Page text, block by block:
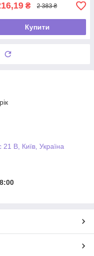
₴ 2 383 ₴
Купити
В, Київ, Україна